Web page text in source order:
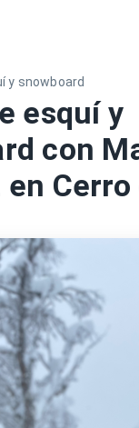
y snowboard
esquí y
con
en